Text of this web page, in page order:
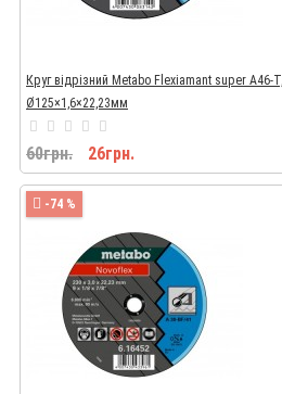
Круг відрізний Metabo Flexiamant super A46-T,
Ø125×1,6×22,23мм
60грн. 26грн.
-74 %